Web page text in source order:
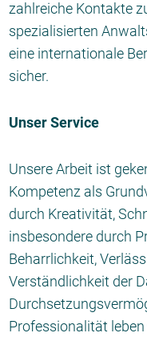
zahlreiche Kontakte
spezialisierten
eine internationale
sicher.
Unser Service
Unsere Arbeit ist
Kompetenz als
durch Kreativität,
insbesondere durch
Beharrlichkeit,
Verständlichkeit der
Professionalität